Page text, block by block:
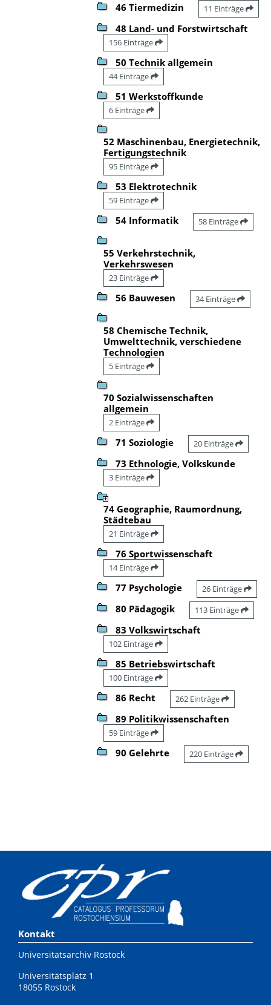
46 Tiermedizin 11 Einträge
48 Land- und Forstwirtschaft
156 Einträge
50 Technik allgemein
44 Einträge
51 Werkstoffkunde
6 Einträge
52 Maschinenbau, Energietechnik,
Fertigungstechnik
95 Einträge
53 Elektrotechnik
59 Einträge
54 Informatik 58 Einträge
55 Verkehrstechnik,
Verkehrswesen
23 Einträge
56 Bauwesen 34 Einträge
58 Chemische Technik,
Umwelttechnik, verschiedene
Technologien
5 Einträge
70 Sozialwissenschaften
allgemein
2 Einträge
71 Soziologie 20 Einträge
73 Ethnologie, Volkskunde
3 Einträge
74 Geographie, Raumordnung,
Städtebau
21 Einträge
76 Sportwissenschaft
14 Einträge
77 Psychologie 26 Einträge
80 Pädagogik 113 Einträge
83 Volkswirtschaft
102 Einträge
85 Betriebswirtschaft
100 Einträge
86 Recht 262 Einträge
89 Politikwissenschaften
59 Einträge
90 Gelehrte 220 Einträge
Kontakt
Universitätsarchiv Rostock
Universitätsplatz 1
18055 Rostock